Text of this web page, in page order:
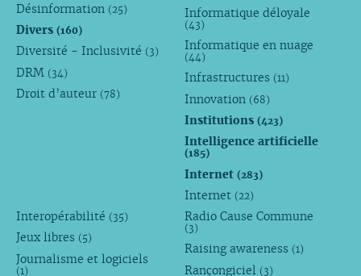
Désinformation (25)
Divers (160)
Diversité - Inclusivité (3)
DRM (34)
Droit d’auteur (78)
Informatique déloyale
(43)
Informatique en nuage
(44)
Infrastructures (11)
Innovation (68)
Institutions(423)
Intelligence artificielle
(185)
Internet(283)
Internet (22)
Interopérabilité (35)
Jeux libres (5)
Journalisme et logiciels
(1)
Radio Cause Commune
(3)
Raising awareness (1)
Rançongiciel (3)